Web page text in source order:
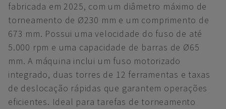
fabricada em 2025, com um diâmetro máximo de
torneamento de Ø230 mm e um comprimento de
673 mm. Possui uma velocidade do fuso de até
5.000 rpm e uma capacidade de barras de Ø65
mm. A máquina inclui um fuso motorizado
integrado, duas torres de 12 ferramentas e taxas
de deslocação rápidas que garantem operações
eficientes. Ideal para tarefas de torneamento